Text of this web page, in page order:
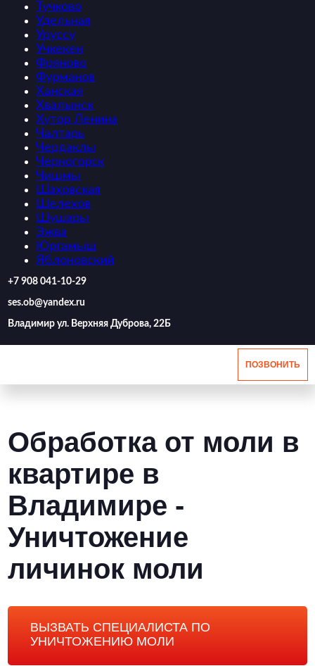
Тучково
Удельная
Уруссу
Учкекен
Фряново
Фурманов
Ханская
Хвалынск
Хутор Ленина
Чалтарь
Чердаклы
Черногорск
Чишмы
Шаховская
Шелехов
Шушары
Эжва
Юргамыш
Яблоновский
‪+7 908 041-10-29
ses.ob@yandex.ru
Владимир ул. Верхняя Дуброва, 22Б
ПОЗВОНИТЬ
Обработка от моли в
квартире в
Владимире -
Уничтожение
личинок моли
ВЫЗВАТЬ СПЕЦИАЛИСТА ПО
УНИЧТОЖЕНИЮ МОЛИ